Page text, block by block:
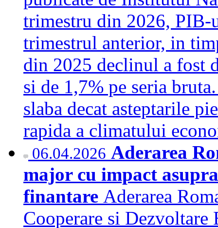
trimestru din 2026, PIB-
trimestrul anterior, in
din 2025 declinul a fost
si de 1,7% pe seria
slaba decat asteptarile
rapida a climatului
06.04.2026 Aderarea
major cu impact
finantare Aderarea
Cooperare si Dezvoltare